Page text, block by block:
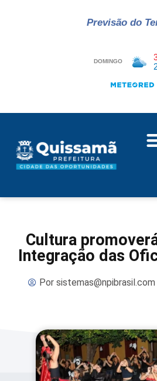
Previsão do
Cultura
Integração das
Porsistemas@npibrasil.com